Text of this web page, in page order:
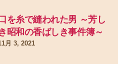
口を糸で縫われた男 ～芳し
昭和の香ばしき事件簿～
月 3, 2021